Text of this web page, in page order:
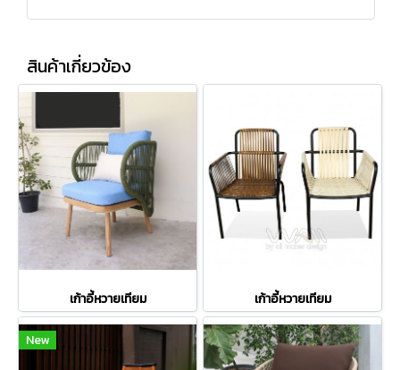
สินค้าเกี่ยวข้อง
เก้าอี้หวายเทียม เก้าอี้หวายเทียม
New